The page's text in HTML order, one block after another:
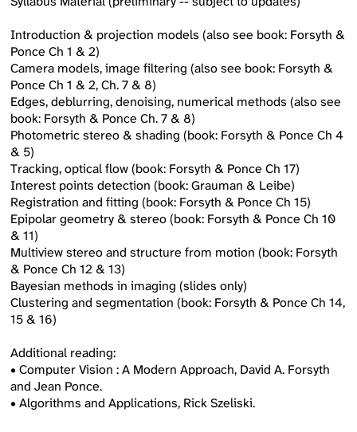
Introduction & projection models (also see book: Forsyth &
Ponce Ch 1 & 2)
Camera models, image filtering (also see book: Forsyth &
Ponce Ch 1 & 2, Ch. 7 & 8)
Edges, deblurring, denoising, numerical methods (also see
book: Forsyth & Ponce Ch. 7 & 8)
Photometric stereo & shading (book: Forsyth & Ponce Ch 4
& 5)
Tracking, optical flow (book: Forsyth & Ponce Ch 17)
Interest points detection (book: Grauman & Leibe)
Registration and fitting (book: Forsyth & Ponce Ch 15)
Epipolar geometry & stereo (book: Forsyth & Ponce Ch 10
& 11)
Multiview stereo and structure from motion (book: Forsyth
& Ponce Ch 12 & 13)
Bayesian methods in imaging (slides only)
Clustering and segmentation (book: Forsyth & Ponce Ch 14,
15 & 16)
Additional reading:
• Computer Vision : A Modern Approach, David A. Forsyth
and Jean Ponce.
• Algorithms and Applications, Rick Szeliski.